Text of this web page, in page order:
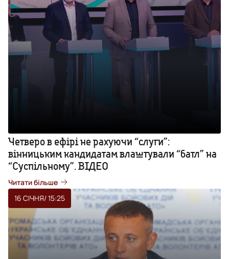
Четверо в ефірі не рахуючи “слуги”:
вінницьким кандидатам влаштували “батл” на
“Суспільному”. ВІДЕО
Читати більше
16 СІЧНЯ/ 15:25